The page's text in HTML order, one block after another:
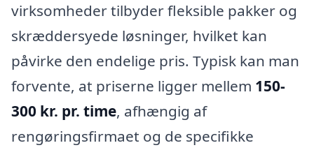
virksomheder tilbyder fleksible pakker og
skræddersyede løsninger, hvilket kan
påvirke den endelige pris. Typisk kan man
forvente, at priserne ligger mellem 150-
300 kr. pr. time, afhængig af
rengøringsfirmaet og de specifikke